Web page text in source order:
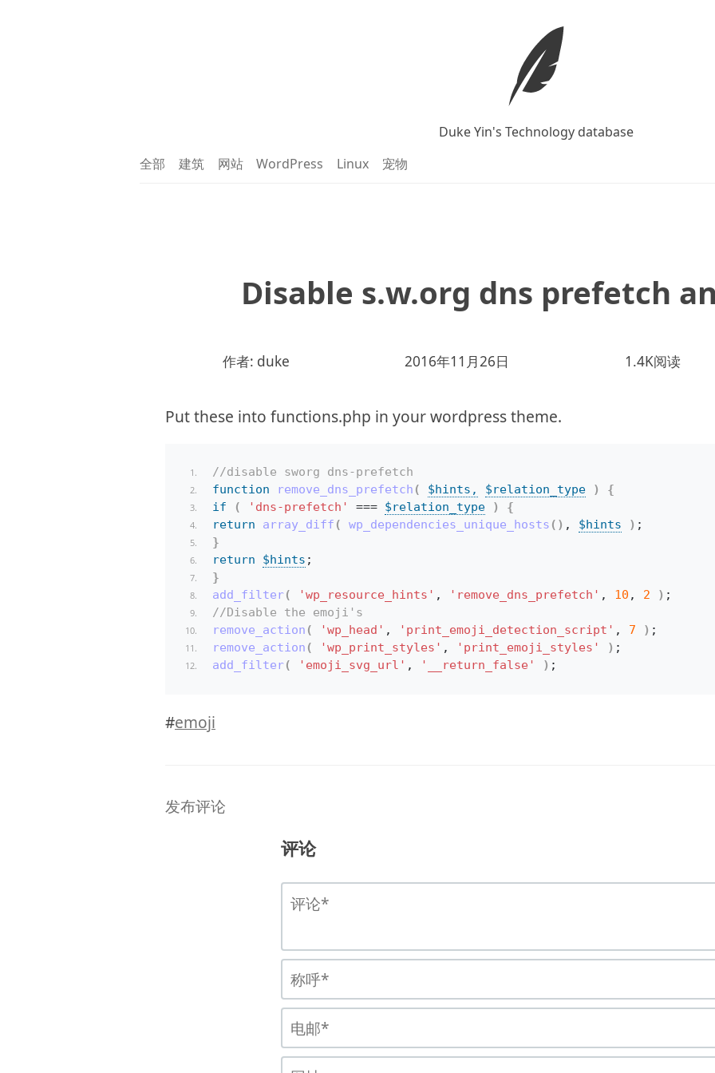
Duke Yin's Technology database
全部
建筑 网站 WordPress Linux 宠物
Disable s.w.org dns prefetch
作者: duke 2016年11月26日 1.4K阅读
Put these into functions.php in your wordpress theme.
//disable sworg dns-prefetch
function
remove_dns_prefetch ( $hints, $relation_type )
{
if
( 'dns-prefetch' === $relation_type )
{
return
array_diff ( wp_dependencies_unique_hosts () , $hints ) ;
}
return
$hints ;
}
add_filter( 'wp_resource_hints' , 'remove_dns_prefetch' , 10 , 2 ) ;
//Disable the emoji's
remove_action ( 'wp_head' , 'print_emoji_detection_script' , 7 ) ;
remove_action ( 'wp_print_styles' , 'print_emoji_styles' ) ;
add_filter( 'emoji_svg_url' , '__return_false' ) ;
#emoji
发布评论
评论